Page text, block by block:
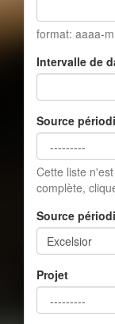
format: aaaa-
Intervalle de
Source
Cette liste
complète,
Source
Projet